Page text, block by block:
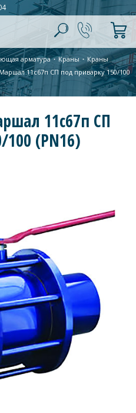
арматура ∙Краны ∙ Краны
11с67п СП под приварку 150/100
11с67п СП
(PN16)